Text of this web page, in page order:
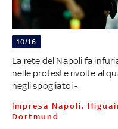
10/16
La rete del Napoli fa
nelle proteste rivolte al
negli spogliatoi -
Impresa Napoli, Higuain e Insigne stendono il
Dortmund